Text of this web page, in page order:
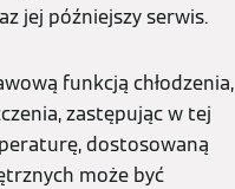
jej późniejszy serwis.
funkcją chłodzenia,
zastępując w tej
dostosowaną
może być